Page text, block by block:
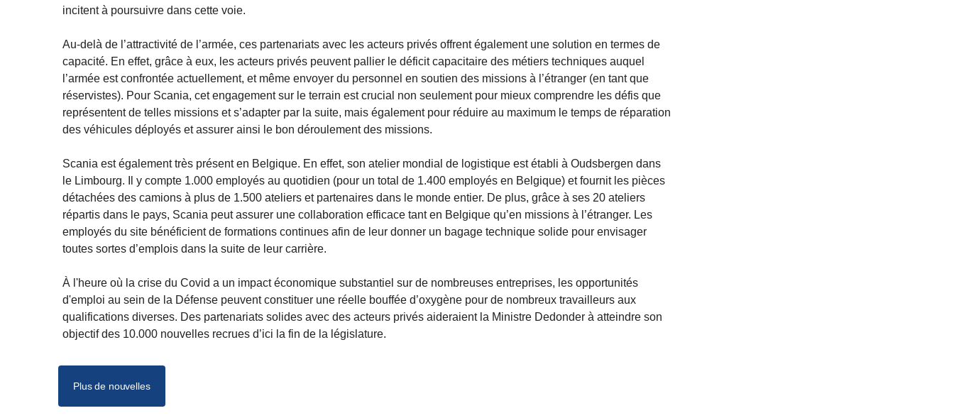
incitent à poursuivre dans cette voie.
Au-delà de l’attractivité de l’armée, ces partenariats avec les acteurs privés offrent également une solution en termes de
capacité. En effet, grâce à eux, les acteurs privés peuvent pallier le déficit capacitaire des métiers techniques auquel
l’armée est confrontée actuellement, et même envoyer du personnel en soutien des missions à l’étranger (en tant que
réservistes). Pour Scania, cet engagement sur le terrain est crucial non seulement pour mieux comprendre les défis que
représentent de telles missions et s’adapter par la suite, mais également pour réduire au maximum le temps de réparation
des véhicules déployés et assurer ainsi le bon déroulement des missions.
Scania est également très présent en Belgique. En effet, son atelier mondial de logistique est établi à Oudsbergen dans
le Limbourg. Il y compte 1.000 employés au quotidien (pour un total de 1.400 employés en Belgique) et fournit les pièces
détachées des camions à plus de 1.500 ateliers et partenaires dans le monde entier. De plus, grâce à ses 20 ateliers
répartis dans le pays, Scania peut assurer une collaboration efficace tant en Belgique qu’en missions à l’étranger. Les
employés du site bénéficient de formations continues afin de leur donner un bagage technique solide pour envisager
toutes sortes d’emplois dans la suite de leur carrière.
À l'heure où la crise du Covid a un impact économique substantiel sur de nombreuses entreprises, les opportunités
d'emploi au sein de la Défense peuvent constituer une réelle bouffée d’oxygène pour de nombreux travailleurs aux
qualifications diverses. Des partenariats solides avec des acteurs privés aideraient la Ministre Dedonder à atteindre son
objectif des 10.000 nouvelles recrues d’ici la fin de la législature.
Plus de nouvelles